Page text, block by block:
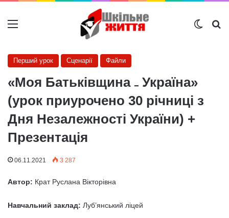
Меню
Перший урок Сценарії Файли
«Моя Батьківщина ₋ Україна»
(урок приурочено 30 річниці з
Дня Незалежності України) +
Презентація
06.11.2021 3 287
Автор: Крат Руслана Вікторівна
Навчальний заклад: Луб’янський ліцей